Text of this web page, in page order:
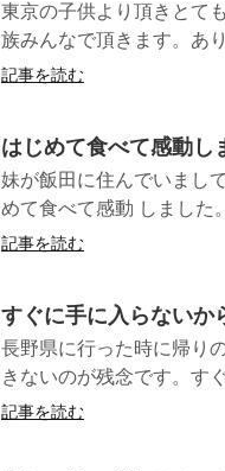
東京の子供より頂きとて
族みんなで頂きま
記事を読む
はじめて食べて感動し
妹が飯田に住んでいまし
めて食べて感動 しました
記事を読む
すぐに手に入らないか
長野県に行った時に帰り
きないのが残念です。す
記事を読む